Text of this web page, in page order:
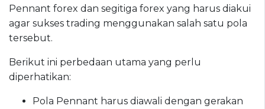
Pennant forex dan segitiga forex yang harus diakui
agar sukses trading menggunakan salah satu pola
tersebut.
Berikut ini perbedaan utama yang perlu
diperhatikan:
Pola Pennant harus diawali dengan gerakan